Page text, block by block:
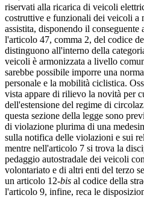
riservati alla ricarica di veicoli
costruttive e funzionali dei veicoli a
assistita, disponendo il
l'articolo 47, comma 2, del codice
distinguono all'interno della
veicoli è armonizzata a livello
sarebbe possibile imporre una
personale e la mobilità ciclistica.
vista appare di rilievo la novità per
dell'estensione del regime di
questa sezione della legge sono
di violazione plurima di una
sulla notifica delle violazioni e sui
mentre nell'articolo 7 si trova la
pedaggio autostradale dei veicoli
volontariato e di altri enti del terzo
un articolo 12-bis al codice della
l'articolo 9, infine, reca le